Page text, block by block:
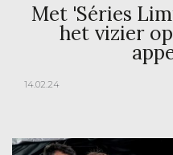
Met 'Séries
het vizier
14.02.24